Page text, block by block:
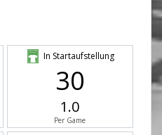
In Startaufstellung
30
1.0
Per Game